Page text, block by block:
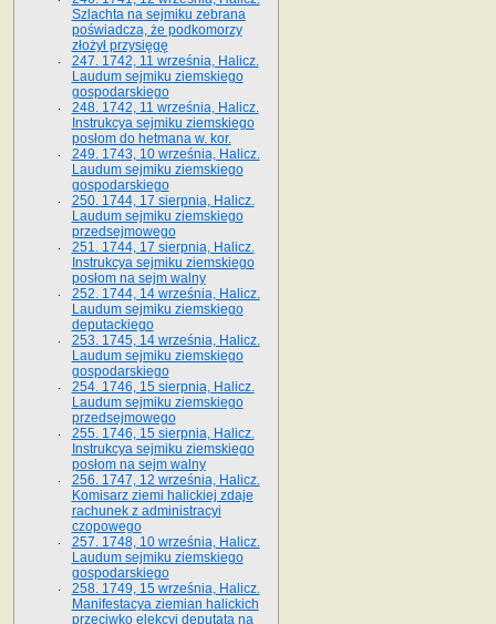
Szlachta na sejmiku zebrana
poświadcza, że podkomorzy
złożył przysięgę
247. 1742, 11 września, Halicz.
Laudum sejmiku ziemskiego
gospodarskiego
248. 1742, 11 września, Halicz.
Instrukcya sejmiku ziemskiego
posłom do hetmana w. kor.
249. 1743, 10 września, Halicz.
Laudum sejmiku ziemskiego
gospodarskiego
250. 1744, 17 sierpnia, Halicz.
Laudum sejmiku ziemskiego
przedsejmowego
251. 1744, 17 sierpnia, Halicz.
Instrukcya sejmiku ziemskiego
posłom na sejm walny
252. 1744, 14 września, Halicz.
Laudum sejmiku ziemskiego
deputackiego
253. 1745, 14 września, Halicz.
Laudum sejmiku ziemskiego
gospodarskiego
254. 1746, 15 sierpnia, Halicz.
Laudum sejmiku ziemskiego
przedsejmowego
255. 1746, 15 sierpnia, Halicz.
Instrukcya sejmiku ziemskiego
posłom na sejm walny
256. 1747, 12 września, Halicz.
Komisarz ziemi halickiej zdaje
rachunek z administracyi
czopowego
257. 1748, 10 września, Halicz.
Laudum sejmiku ziemskiego
gospodarskiego
258. 1749, 15 września, Halicz.
Manifestacya ziemian halickich
przeciwko elekcyi deputata na